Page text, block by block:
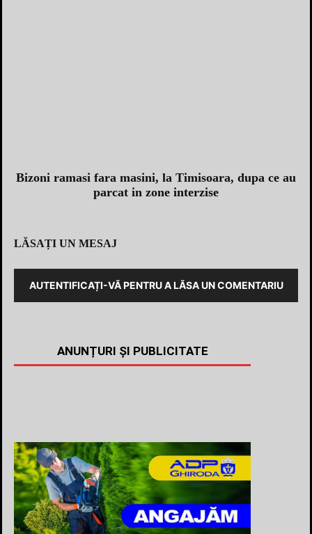
Bizoni ramasi fara masini, la Timisoara, dupa ce au
parcat in zone interzise
LĂSAȚI UN MESAJ
AUTENTIFICAȚI-VĂ PENTRU A LĂSA UN COMENTARIU
ANUNȚURI ȘI PUBLICITATE